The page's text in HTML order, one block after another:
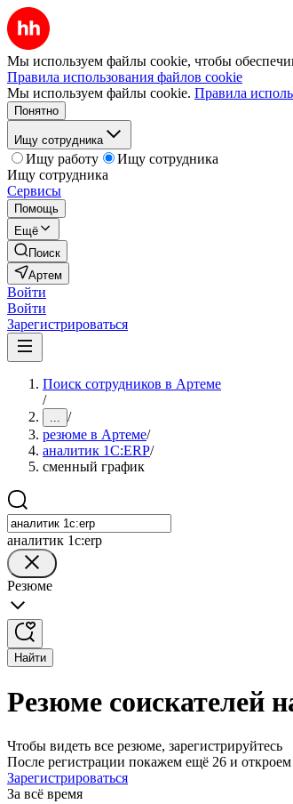
Мы используем файлы cookie, чтобы
Правила использования файлов cookie
Мы используем файлы cookie. Правила
Понятно
Ищу сотрудника
Ищу работу
Ищу сотрудника
Ищу сотрудника
Сервисы
Помощь
Ещё
Поиск
Артем
Войти
Войти
Зарегистрироваться
Поиск сотрудников в Артеме
/
... /
резюме в Артеме/
аналитик 1С:ERP/
сменный график
аналитик 1с:erp
Резюме
Найти
Резюме соискателей
Чтобы видеть все резюме, зарегистрируйтесь
После регистрации покажем ещё 26 и
Зарегистрироваться
За всё время